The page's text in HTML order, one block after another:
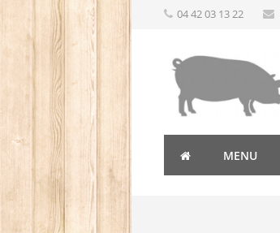
04 42 03 13 22
MENU